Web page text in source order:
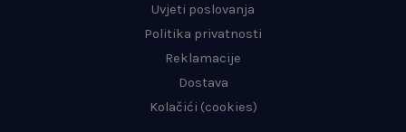
Uvjeti poslovanja
Politika privatnosti
Reklamacije
Dostava
Kolačići (cookies)